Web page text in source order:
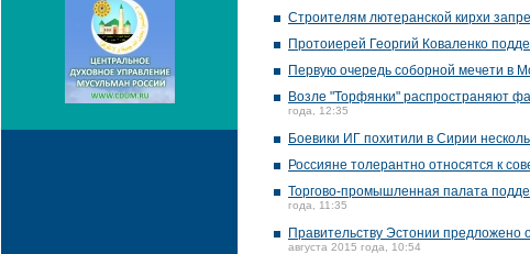
Строителям лютеранской кирхи
Протоиерей Георгий Коваленко
Первую очередь соборной мечети в
Возле "Торфянки" распространяют
года, 12:35
Боевики ИГ похитили в Сирии
Россияне толерантно относятся к
Торгово-промышленная палата
года, 11:35
Правительству Эстонии
августа 2015 года, 10:54